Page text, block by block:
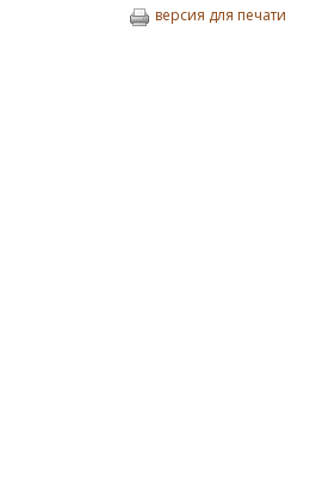
версия для печати